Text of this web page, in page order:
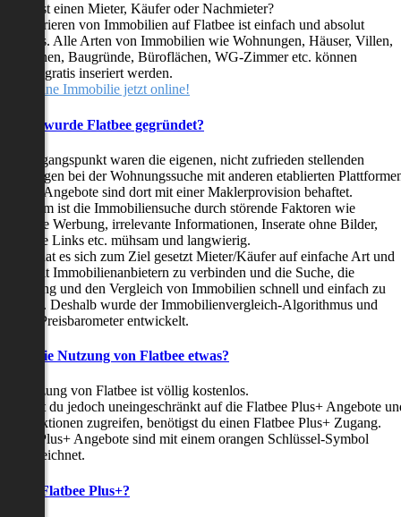
suchst einen Mieter, Käufer oder Nachmieter?
Inserieren von Immobilien auf Flatbee ist einfach und absolut
Alle Arten von Immobilien wie Wohnungen, Häuser, Villen,
Baugründe, Büroflächen, WG-Zimmer etc. können
gratis inseriert werden.
deine Immobilie jetzt online!
wurde Flatbee gegründet?
Ausgangspunkt waren die eigenen, nicht zufrieden stellenden
bei der Wohnungssuche mit anderen etablierten
alle Angebote sind dort mit einer Maklerprovision behaftet.
ist die Immobiliensuche durch störende Faktoren wie
Werbung, irrelevante Informationen, Inserate ohne Bilder,
Links etc. mühsam und langwierig.
hat es sich zum Ziel gesetzt Mieter/Käufer auf einfache Art und
mit Immobilienanbietern zu verbinden und die Suche, die
und den Vergleich von Immobilien schnell und einfach zu
Deshalb wurde der Immobilienvergleich-Algorithmus und
Preisbarometer entwickelt.
die Nutzung von Flatbee etwas?
Nutzung von Flatbee ist völlig kostenlos.
du jedoch uneingeschränkt auf die Flatbee Plus+ Angebote
zugreifen, benötigst du einen Flatbee Plus+ Zugang.
Plus+ Angebote sind mit einem orangen Schlüssel-Symbol
ist Flatbee Plus+?